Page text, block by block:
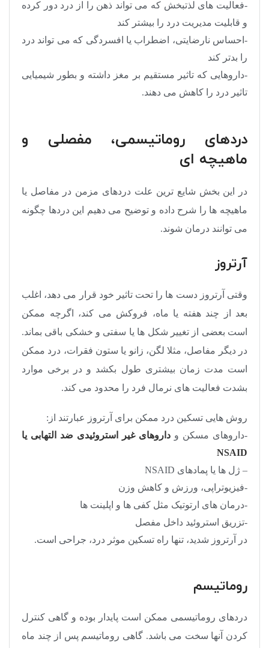
-فعالیت های لذتبخش که می تواند ذهن را از درد دور کرده
و قابلیت مدیریت درد را بیشتر کند
-احساس نارضایتی، اضطراب یا افسردگی که می تواند درد
را بدتر کند
-داروهایی که تاثیر مستقیم بر مغز داشته و بطور شیمیایی
تاثیر درد را کاهش می دهند.
دردهای روماتیسمی، مفصلی و
ماهیچه ای
در این بخش شایع ترین علت دردهای مزمن در مفاصل یا
ماهیچه ها را شرح داده و توضیح می دهیم این دردها چگونه
می توانند درمان شوند.
آرتروز
وقتی آرتروز دست ها را تحت تاثیر خود قرار می دهد، اغلب
بعد از چند هفته یا ماه، فروکش می کند، اگرچه ممکن
است بعضی از تغییر شکل ها یا سفتی و خشکی باقی بماند.
در دیگر مفاصل، مثلا لگن، زانو یا ستون فقرات، درد ممکن
است مدت زمان بیشتری طول بکشد و در برخی موارد
بشدت فعالیت های نرمال فرد را محدود می کند.
روش هایی تسکین درد ممکن برای آرتروز عبارتند از:
-داروهای مسکن و داروهای غیر استروئیدی ضد التهابی یا
NSAID
– ژل ها یا پمادهای NSAID
-فیزیوتراپی، ورزش و کاهش وزن
-درمان های ارتوتیک مثل کفی ها و اپلینت ها
-تزریق استروئید داخل مفصل
در آرتروز شدید، تنها راه تسکین موثر درد، جراحی است.
روماتیسم
دردهای روماتیسمی ممکن است پایدار بوده و گاهی کنترل
کردن آنها سخت می باشد. گاهی روماتیسم پس از چند ماه